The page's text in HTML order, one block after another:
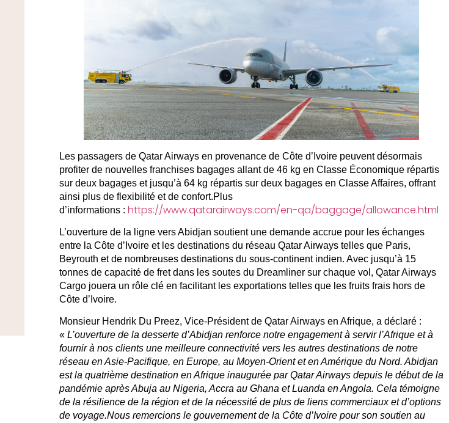
Les passagers de Qatar Airways en provenance de Côte d’Ivoire peuvent désormais
profiter de nouvelles franchises bagages allant de 46 kg en Classe Économique répartis
sur deux bagages et jusqu’à 64 kg répartis sur deux bagages en Classe Affaires, offrant
ainsi plus de flexibilité et de confort.Plus
d’informations : https://www.qatarairways.com/en-qa/baggage/allowance.html
L’ouverture de la ligne vers Abidjan soutient une demande accrue pour les échanges
entre la Côte d’Ivoire et les destinations du réseau Qatar Airways telles que Paris,
Beyrouth et de nombreuses destinations du sous-continent indien. Avec jusqu’à 15
tonnes de capacité de fret dans les soutes du Dreamliner sur chaque vol, Qatar Airways
Cargo jouera un rôle clé en facilitant les exportations telles que les fruits frais hors de
Côte d’Ivoire.
Monsieur Hendrik Du Preez, Vice-Président de Qatar Airways en Afrique, a déclaré :
« L’ouverture de la desserte d’Abidjan renforce notre engagement à servir l’Afrique et à
fournir à nos clients une meilleure connectivité vers les autres destinations de notre
réseau en Asie-Pacifique, en Europe, au Moyen-Orient et en Amérique du Nord. Abidjan
est la quatrième destination en Afrique inaugurée par Qatar Airways depuis le début de la
pandémie après Abuja au Nigeria, Accra au Ghana et Luanda en Angola. Cela témoigne
de la résilience de la région et de la nécessité de plus de liens commerciaux et d’options
de voyage.Nous remercions le gouvernement de la Côte d’Ivoire pour son soutien au